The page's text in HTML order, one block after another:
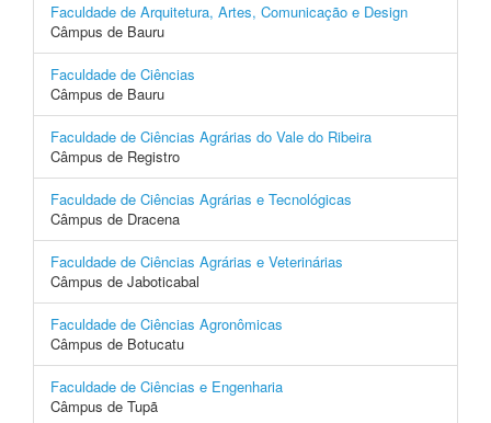
Faculdade de Arquitetura, Artes, Comunicação e Design
Câmpus de Bauru
Faculdade de Ciências
Câmpus de Bauru
Faculdade de Ciências Agrárias do Vale do Ribeira
Câmpus de Registro
Faculdade de Ciências Agrárias e Tecnológicas
Câmpus de Dracena
Faculdade de Ciências Agrárias e Veterinárias
Câmpus de Jaboticabal
Faculdade de Ciências Agronômicas
Câmpus de Botucatu
Faculdade de Ciências e Engenharia
Câmpus de Tupã